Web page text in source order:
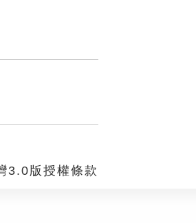
3.0版授權條款